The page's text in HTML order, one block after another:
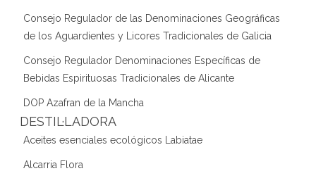
Consejo Regulador de las Denominaciones Geográficas
de los Aguardientes y Licores Tradicionales de Galicia
Consejo Regulador Denominaciones Específicas de
Bebidas Espirituosas Tradicionales de Alicante
DOP Azafran de la Mancha
DESTIL·LADORA
Aceites esenciales ecológicos Labiatae
Alcarria Flora